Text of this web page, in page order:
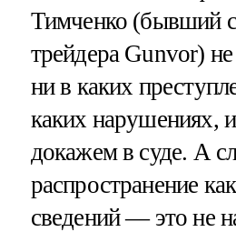
Тимченко (бывший
трейдера Gunvor)
ни в каких
каких нарушениях,
докажем в суде. А
распространение
сведений — это не